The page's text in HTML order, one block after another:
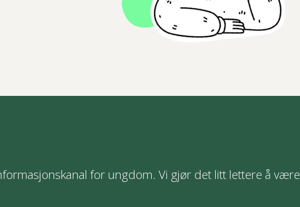
for ungdom. Vi gjør det litt lettere å være